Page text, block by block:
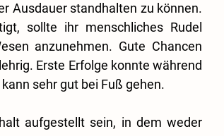
Ausdauer standhalten zu können.
sollte ihr menschliches Rudel
anzunehmen. Gute Chancen
Erste Erfolge konnte während
sehr gut bei Fuß gehen.
aufgestellt sein, in dem weder